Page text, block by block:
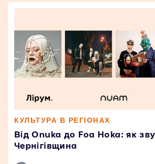
КУЛЬТУРА В РЕГІОНАХ
Від Onuka до Foa Hoka: як
Чернігівщина